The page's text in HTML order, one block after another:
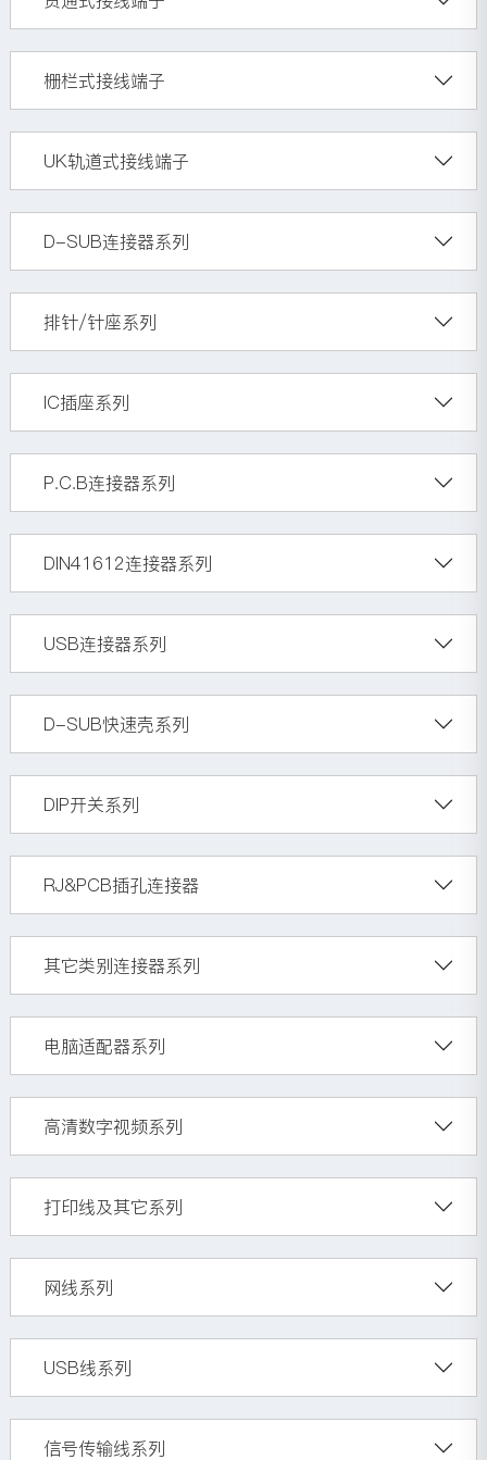
栅栏式接线端子
UK轨道式接线端子
D-SUB连接器系列
排针/针座系列
IC插座系列
P.C.B连接器系列
DIN41612连接器系列
USB连接器系列
D-SUB快速壳系列
DIP开关系列
RJ&PCB插孔连接器
其它类别连接器系列
电脑适配器系列
高清数字视频系列
打印线及其它系列
网线系列
USB线系列
信号传输线系列